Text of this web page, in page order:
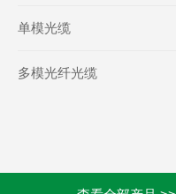
单模光缆
多模光纤光缆